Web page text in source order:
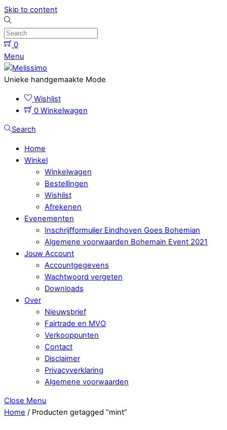
Skip to content
0
Menu
Unieke handgemaakte Mode
Wishlist
0 Winkelwagen
Search
Home
Winkel
Winkelwagen
Bestellingen
Wishlist
Afrekenen
Evenementen
Inschrijfformulier Eindhoven Goes Bohemian
Algemene voorwaarden Bohemain Event 2021
Jouw Account
Accountgegevens
Wachtwoord vergeten
Downloads
Over
Nieuwsbrief
Fairtrade en MVO
Verkooppunten
Contact
Disclaimer
Privacyverklaring
Algemene voorwaarden
Close Menu
Home / Producten getagged “mint”